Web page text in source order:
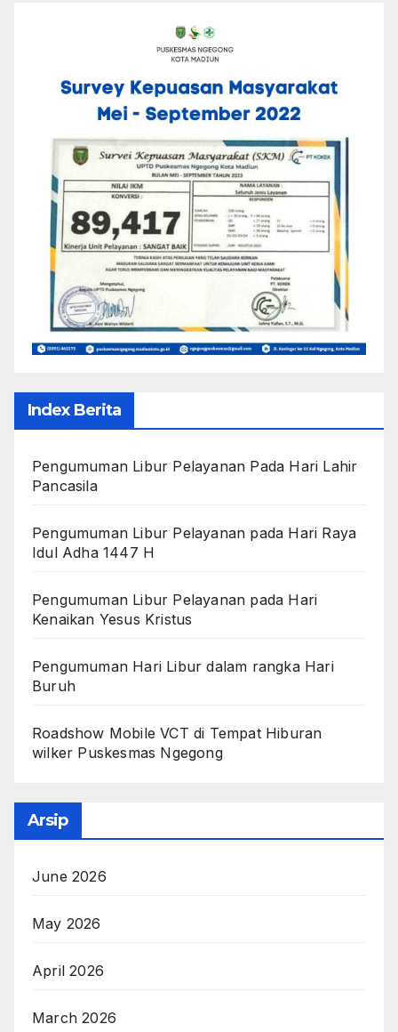
Index Berita
Pengumuman Libur Pelayanan Pada Hari Lahir
Pancasila
Pengumuman Libur Pelayanan pada Hari Raya
Idul Adha 1447 H
Pengumuman Libur Pelayanan pada Hari
Kenaikan Yesus Kristus
Pengumuman Hari Libur dalam rangka Hari
Buruh
Roadshow Mobile VCT di Tempat Hiburan
wilker Puskesmas Ngegong
Arsip
June 2026
May 2026
April 2026
March 2026